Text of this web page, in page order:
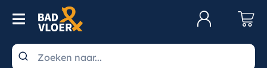
Skip to content
Toggle Navigation